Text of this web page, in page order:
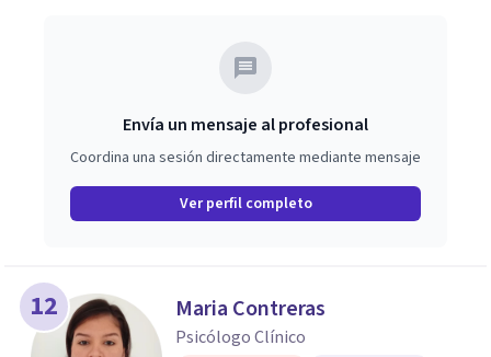
Envía un mensaje al profesional
Coordina una sesión directamente mediante mensaje
Ver perfil completo
12 Maria Contreras
Psicólogo Clínico